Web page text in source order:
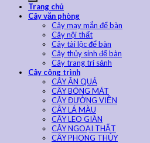
Trang chủ
Cây văn phòng
Cây may mắn để bàn
Cây nội thất
Cây tài lộc để bàn
Cây thủy sinh để bàn
Cây trang trí sảnh
Cây công trình
CÂY ĂN QUẢ
CÂY BÓNG MÁT
CÂY ĐƯỜNG VIỀN
CÂY LÁ MÀU
CÂY LEO GIÀN
CÂY NGOẠI THẤT
CÂY PHONG THỦY